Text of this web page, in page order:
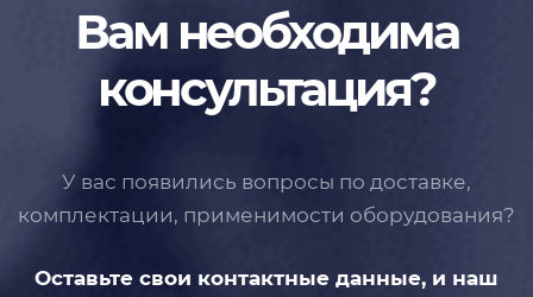
Вам необходима
консультация?
У вас появились вопросы по доставке,
комплектации, применимости оборудования?
Оставьте свои контактные данные, и наш